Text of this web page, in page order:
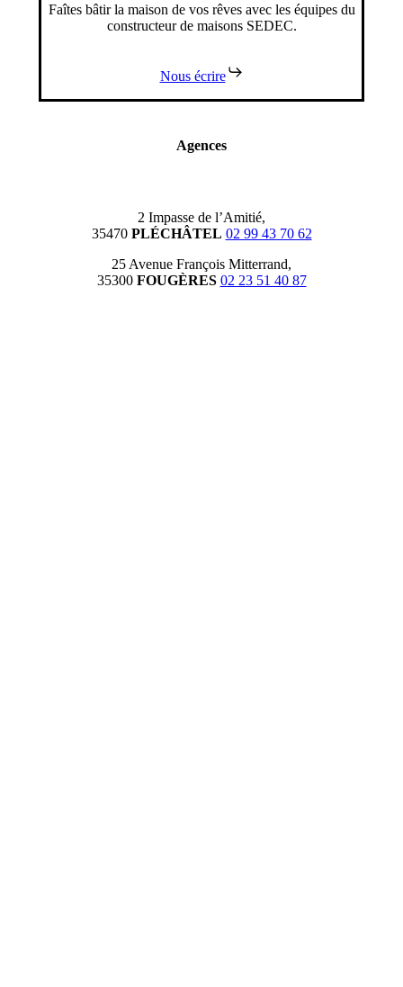
Faîtes bâtir la maison de vos rêves avec les équipes du
constructeur de maisons SEDEC.
Nous écrire
Agences
2 Impasse de l’Amitié,
35470 PLÉCHÂTEL 02 99 43 70 62
25 Avenue François Mitterrand,
35300 FOUGÈRES 02 23 51 40 87